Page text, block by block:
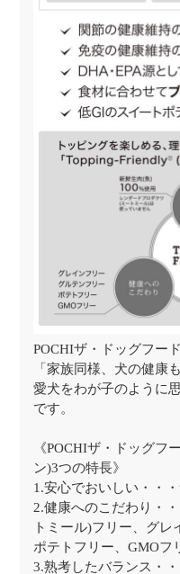
POCHIザ・ドッグフード
「家族同様、犬の健康
愛犬をわが子のように
です。
《POCHIザ・ドッグフ
ン)3つの特長》
1.安心でおいしい・・
2.健康へのこだわり・
トミール)フリー、グレ
ポテトフリー、GMOフ
3.熟考したバランス・